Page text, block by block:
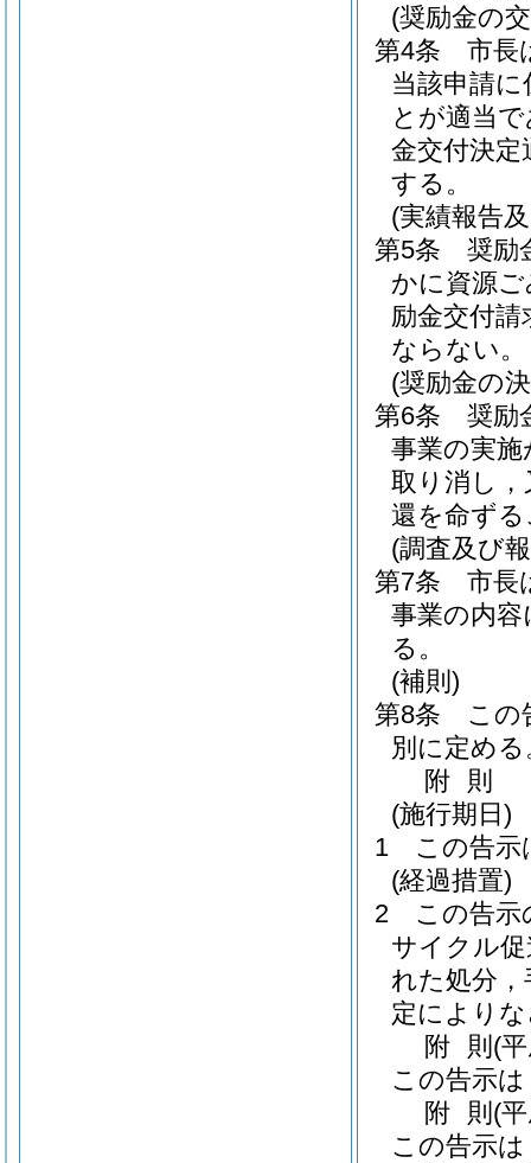
(奨励金の
第4条
市長
当該申請
とが適当
金交付決定
する。
(実績報告
第5条
奨励
かに資源
励金交付請
ならない。
(奨励金の
第6条
奨励
事業の実
取り消し
還を命ず
(調査及び
第7条
市長
事業の内
る。
(補則)
第8条
この
別に定める
附 則
(施行期日)
1
この告示
(経過措置)
2
この告示
サイクル
れた処分
定により
附 則 (
この告示
附 則 (
この告示